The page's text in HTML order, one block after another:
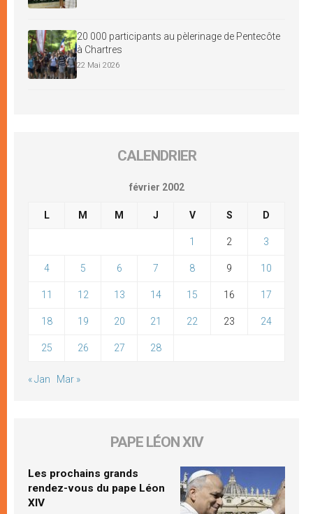
20 000 participants au pèlerinage de Pentecôte
à Chartres
22 Mai 2026
CALENDRIER
février 2002
L M M J V S D
1 2 3
4 5 6 7 8 9 10
11 12 13 14 15 16 17
18 19 20 21 22 23 24
25 26 27 28
« Jan Mar »
PAPE LÉON XIV
Les prochains grands
rendez-vous du pape Léon
XIV